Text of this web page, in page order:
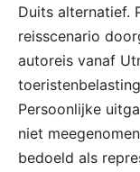
Duits alternatief.
reisscenario
autoreis vanaf
Persoonlijke
niet
bedoeld als